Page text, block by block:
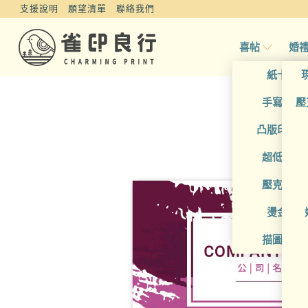
支援說明 願望清單 聯絡我們
喜帖
紙卡喜帖
手寫風喜
凸版印刷
超低價喜
壓克力喜
燙金喜帖
描圖紙喜
婚